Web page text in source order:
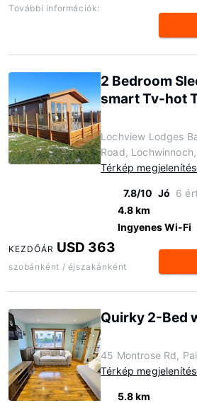
További információk:
2 Bedroom
smart Tv-hot
Lochview Lodges
Road, Lochwinnoch,
Térkép
7.8/10 Jó 6
4.8 km
Ingyenes Wi-Fi
KEZDŐÁR USD 363
szobánként / éjszakánként
Quirky 2-Bed
45 Montrose Rd,
Térkép
5.8 km